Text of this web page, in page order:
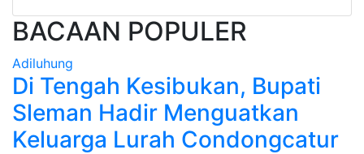
BACAAN POPULER
Adiluhung
Di Tengah Kesibukan, Bupati
Sleman Hadir Menguatkan
Keluarga Lurah Condongcatur